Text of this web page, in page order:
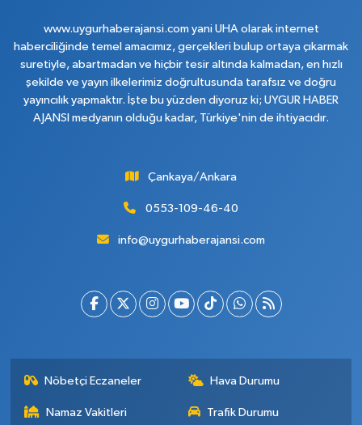
www.uygurhaberajansi.com yani UHA olarak internet
haberciliğinde temel amacımız, gerçekleri bulup ortaya çıkarmak
suretiyle, abartmadan ve hiçbir tesir altında kalmadan, en hızlı
şekilde ve yayın ilkelerimiz doğrultusunda tarafsız ve doğru
yayıncılık yapmaktır. İşte bu yüzden diyoruz ki; UYGUR HABER
AJANSI medyanın olduğu kadar, Türkiye'nin de ihtiyacıdır.
Çankaya/Ankara
0553-109-46-40
info@uygurhaberajansi.com
Nöbetçi Eczaneler Hava Durumu
Namaz Vakitleri Trafik Durumu